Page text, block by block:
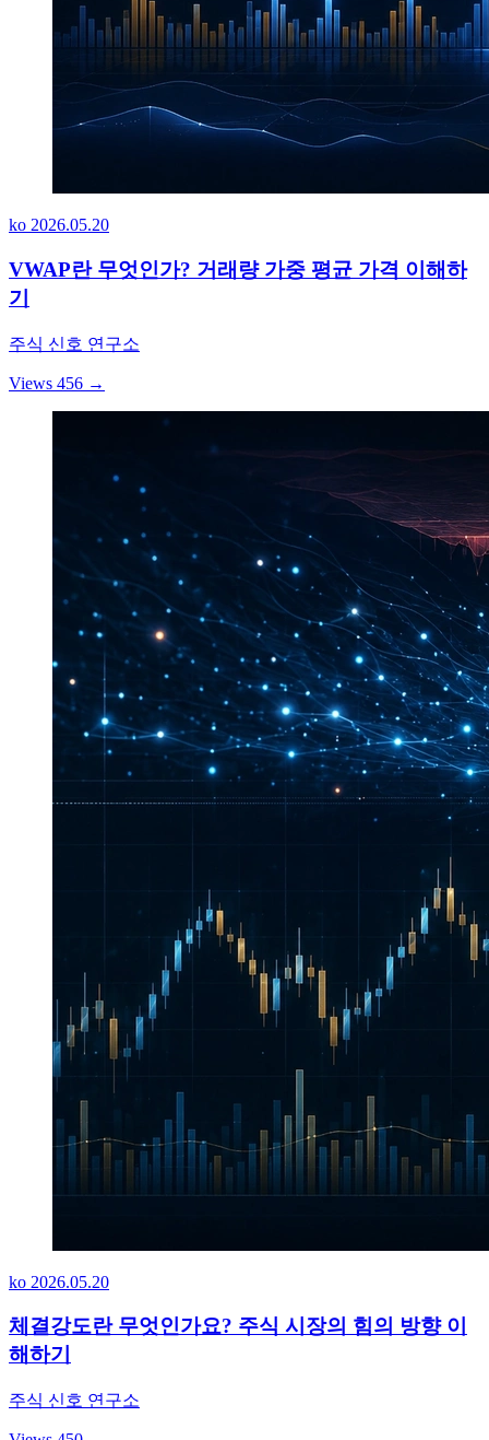
ko 2026.05.20
VWAP란 무엇인가? 거래량 가중 평균 가격 이해하
기
주식 신호 연구소
Views 456 →
ko 2026.05.20
체결강도란 무엇인가요? 주식 시장의 힘의 방향 이
해하기
주식 신호 연구소